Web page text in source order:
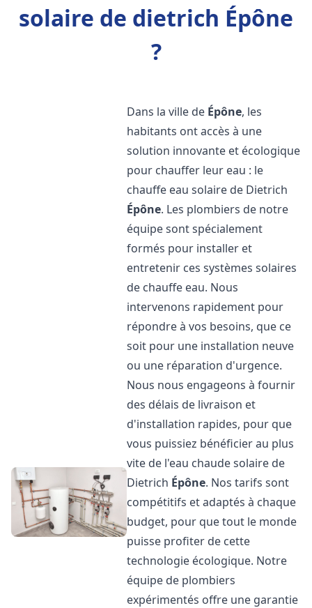
solaire de dietrich Épône
?
Dans la ville de Épône, les
habitants ont accès à une
solution innovante et écologique
pour chauffer leur eau : le
chauffe eau solaire de Dietrich
Épône. Les plombiers de notre
équipe sont spécialement
formés pour installer et
entretenir ces systèmes solaires
de chauffe eau. Nous
intervenons rapidement pour
répondre à vos besoins, que ce
soit pour une installation neuve
ou une réparation d'urgence.
Nous nous engageons à fournir
des délais de livraison et
d'installation rapides, pour que
vous puissiez bénéficier au plus
vite de l'eau chaude solaire de
Dietrich Épône. Nos tarifs sont
compétitifs et adaptés à chaque
budget, pour que tout le monde
puisse profiter de cette
technologie écologique. Notre
équipe de plombiers
expérimentés offre une garantie